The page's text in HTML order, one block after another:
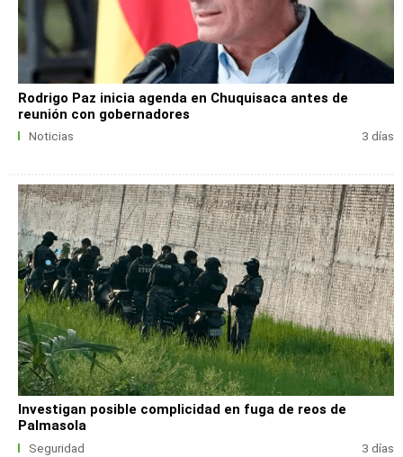
Rodrigo Paz inicia agenda en Chuquisaca antes de
reunión con gobernadores
Noticias 3 días
Investigan posible complicidad en fuga de reos de
Palmasola
Seguridad 3 días